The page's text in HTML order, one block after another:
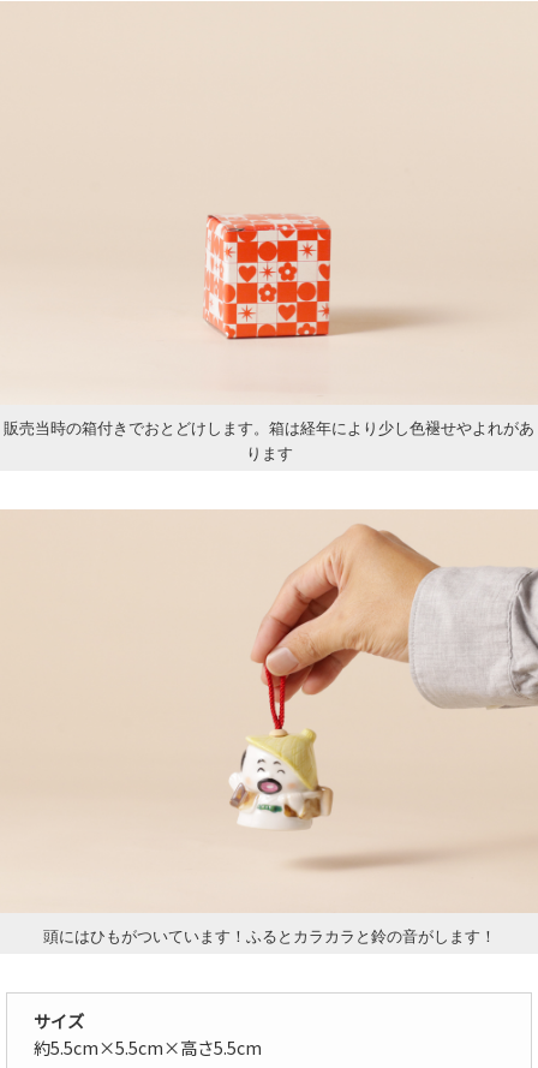
販売当時の箱付きでおとどけします。箱は経年により少し色褪せやよれがあ
ります
頭にはひもがついています！ふるとカラカラと鈴の音がします！
サイズ
約5.5cm×5.5cm×高さ5.5cm